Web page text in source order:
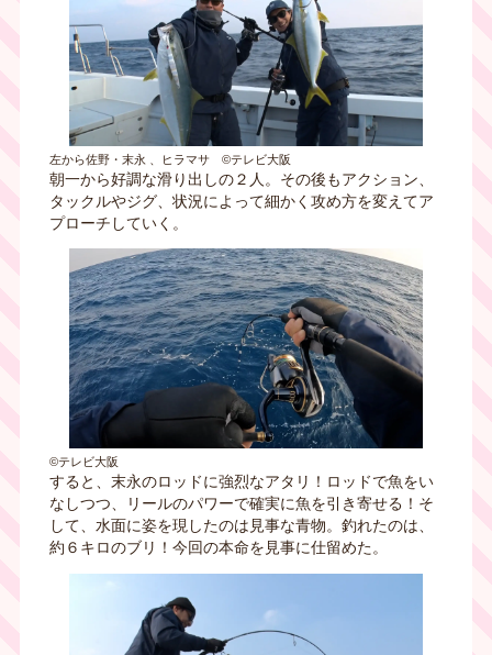
左から佐野・末永 、ヒラマサ ©テレビ大阪
朝一から好調な滑り出しの２人。その後もアクション、
タックルやジグ、状況によって細かく攻め方を変えてア
プローチしていく。
©テレビ大阪
すると、末永のロッドに強烈なアタリ！ロッドで魚をい
なしつつ、リールのパワーで確実に魚を引き寄せる！そ
して、水面に姿を現したのは見事な青物。釣れたのは、
約６キロのブリ！今回の本命を見事に仕留めた。